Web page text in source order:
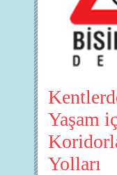
Yaşam
Yolları